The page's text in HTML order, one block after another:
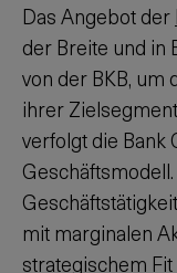
Das Angebot der
der Breite und in
von der BKB,
ihrer
verfolgt die Bank
mit marginalen
strategischem